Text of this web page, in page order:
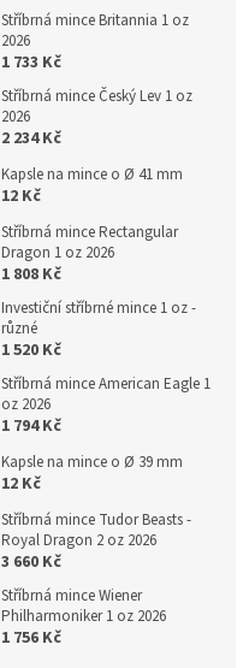
Stříbrná mince Britannia 1 oz
2026
1 733 Kč
Stříbrná mince Český Lev 1 oz
2026
2 234 Kč
Kapsle na mince o Ø 41 mm
12 Kč
Stříbrná mince Rectangular
Dragon 1 oz 2026
1 808 Kč
Investiční stříbrné mince 1 oz -
různé
1 520 Kč
Stříbrná mince American Eagle 1
oz 2026
1 794 Kč
Kapsle na mince o Ø 39 mm
12 Kč
Stříbrná mince Tudor Beasts -
Royal Dragon 2 oz 2026
3 660 Kč
Stříbrná mince Wiener
Philharmoniker 1 oz 2026
1 756 Kč